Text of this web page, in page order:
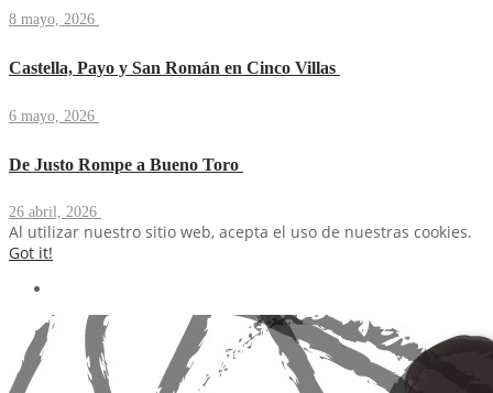
8 mayo, 2026
Castella, Payo y San Román en Cinco Villas
6 mayo, 2026
De Justo Rompe a Bueno Toro
26 abril, 2026
Al utilizar nuestro sitio web, acepta el uso de nuestras cookies.
Got it!